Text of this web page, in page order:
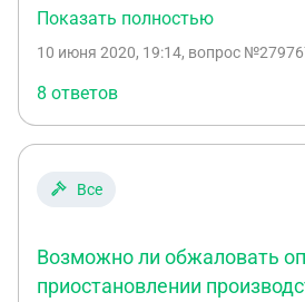
расположения земельного
разумеется, администрация подала апелляцию и
выиграла ее. Но меня смущает,
выяснилось из
апелляционного определения,
производства первой
вынес определения. Вопрос. должен ли был суд
апелляционной инстанции
Показать полностью
10 июня 2020, 19:14, вопрос
8 ответов
Все
Возможно ли обжаловать
приостановлении